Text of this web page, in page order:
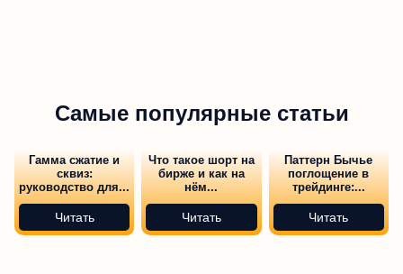
Самые популярные статьи
Гамма сжатие и
сквиз:
руководство для...
Читать
Что такое шорт на
бирже и как на
нём...
Читать
Паттерн Бычье
поглощение в
трейдинге:...
Читать